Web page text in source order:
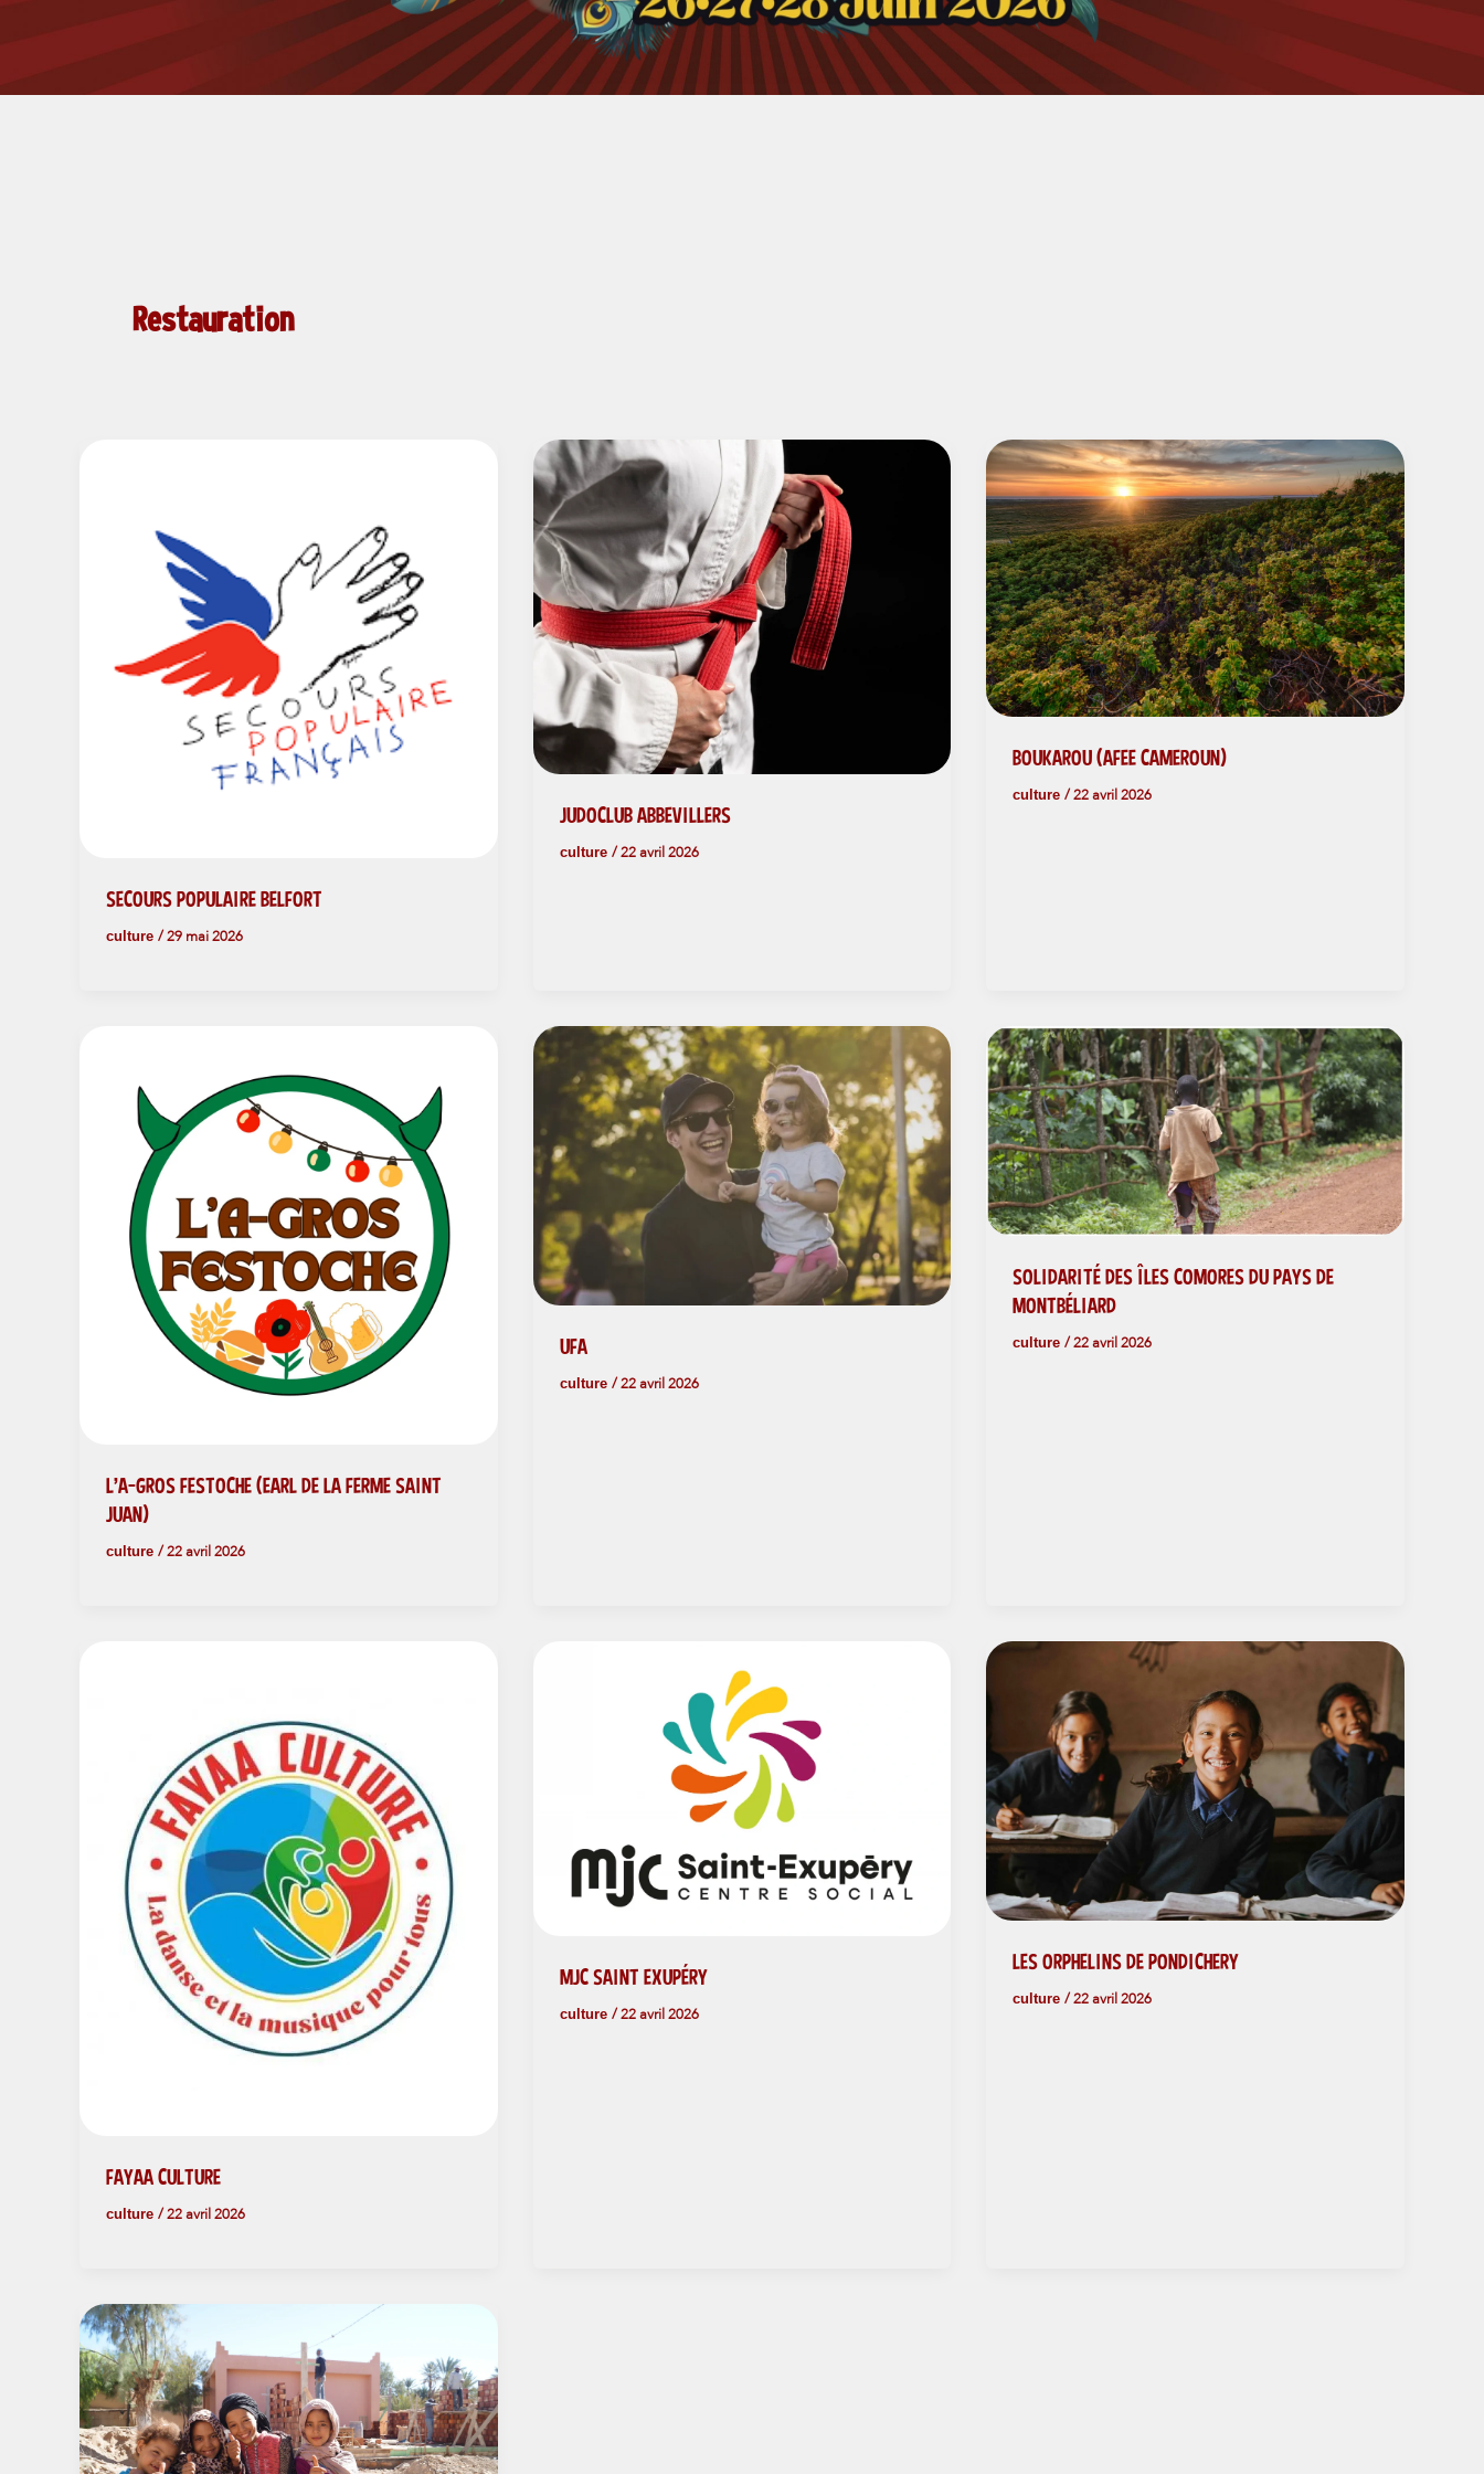
Restauration
SECOURS POPULAIRE BELFORT
culture / 29 mai 2026
JUDOCLUB ABBEVILLERS
culture / 22 avril 2026
BOUKAROU (AFEE CAMEROUN)
culture/22 avril 2026
L’A-GROS FESTOCHE (EARL DE LA FERME SAINT
JUAN)
culture / 22 avril 2026
UFA
culture / 22 avril 2026
SOLIDARITÉ DES ÎLES COMORES DU PAYS DE
MONTBÉLIARD
culture/22 avril 2026
FAYAA CULTURE
culture / 22 avril 2026
MJC SAINT EXUPÉRY
culture / 22 avril 2026
LES ORPHELINS DE PONDICHERY
culture/22 avril 2026